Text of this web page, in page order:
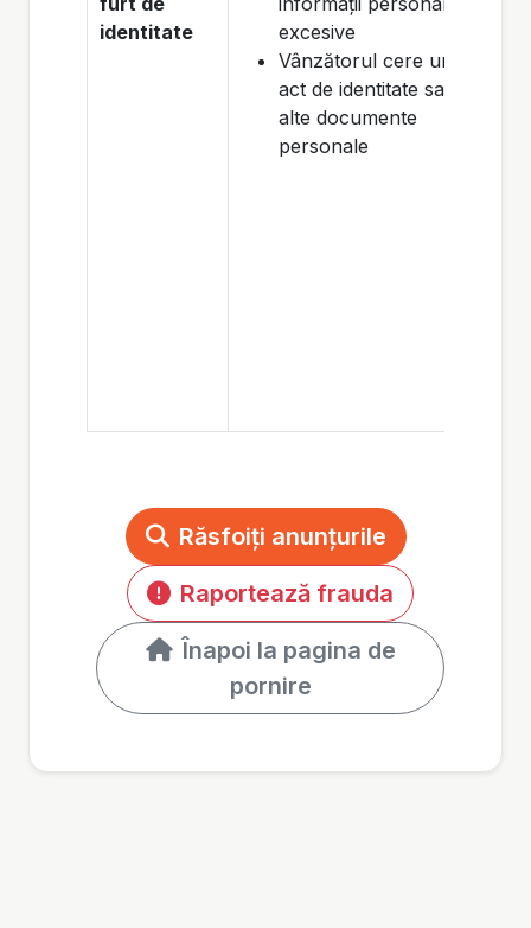
identitate
excesive
Vânzătorul cere un
act de identitate sau
alte documente
personale
Răsfoiți anunțurile
Raportează frauda
Înapoi la pagina de
pornire